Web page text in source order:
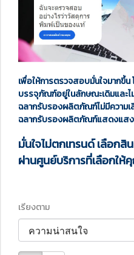
เพื่อให้การตรวจสอบมั่นใจมากขึ้
บรรจุภัณฑ์อยู่ในลักษณะเดิมและ
ฉลากรับรองผลิตภัณฑ์ไม่มีความ
ฉลากรับรองผลิตภัณฑ์แสดงแสง
มั่นใจไม่ตกเทรนด์ เลือก
ผ่านศูนย์บริการที่เลือกให้
เรียงตาม